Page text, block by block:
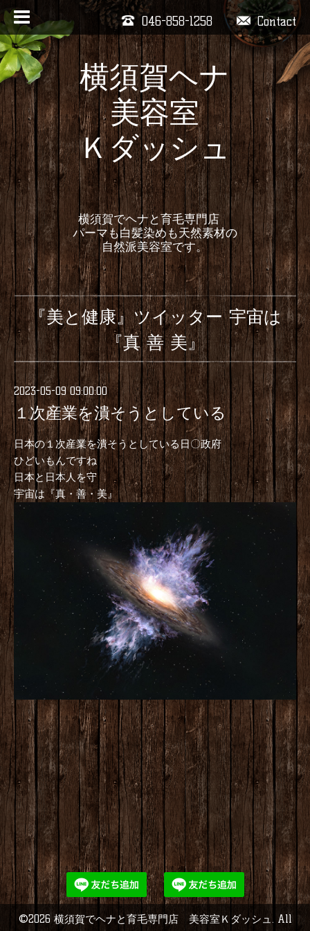
Contact
046-858-1258
横須賀ヘナ
美容室
Ｋダッシュ
横須賀でヘナと育毛専門店
パーマも白髪染めも天然素材の
自然派美容室です。
『美と健康』ツイッター 宇宙は
『真 善 美』
2023-05-09 09:00:00
１次産業を潰そうとしている
日本の１次産業を潰そうとしている日〇政府
ひどいもんですね
日本と日本人を守
宇宙は『真・善・美』
©2026横須賀でヘナと育毛専門店 美容室Ｋダッシュ
. All